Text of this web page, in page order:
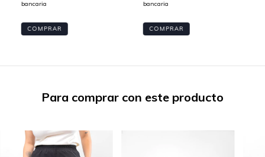
COMPRAR COMPRAR
Para comprar con este producto